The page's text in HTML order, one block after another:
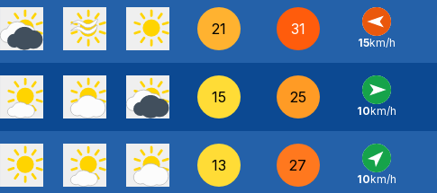
21 31
E -
15km/h
15 25
O -
10km/h
13 27
SO -
10km/h